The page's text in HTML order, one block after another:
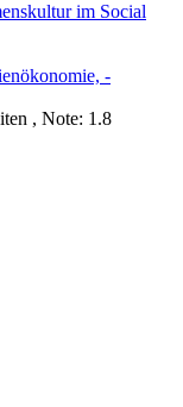
im Social
-
, Note: 1.8